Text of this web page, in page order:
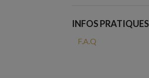
INFOS PRATIQUES
F.A.Q